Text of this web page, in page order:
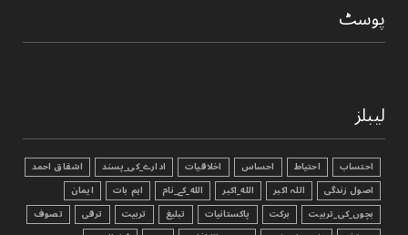
پوسٹ
لیبلز
احتساب احتیاط احساس اخلاقیات ادارے_کی_پسند
اشفاق احمد
اصول زندگی
اللہ اکبر الله_اکبر الله_کے_نام اہم بات
ایمان
بچوں_کی_تربیت
برکت پاکستانیات تبليغ تربیت ترقی
تصوف